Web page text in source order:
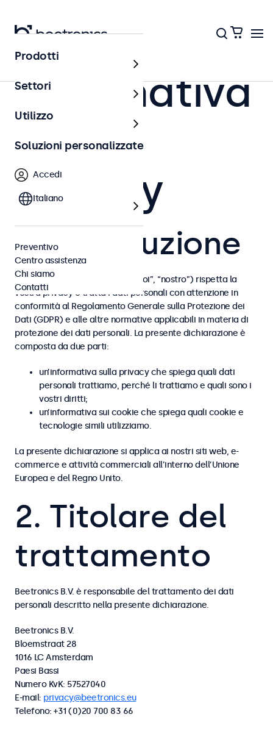
Informativa
sulla
Privacy
1. Introduzione
Beetronics B.V. (“Beetronics”, “noi”, “nostro”) rispetta la
vostra privacy e tratta i dati personali con attenzione in
conformità al Regolamento Generale sulla Protezione dei
Dati (GDPR) e alle altre normative applicabili in materia di
protezione dei dati personali. La presente dichiarazione è
composta da due parti:
un’informativa sulla privacy che spiega quali dati
personali trattiamo, perché li trattiamo e quali sono i
vostri diritti;
un’informativa sui cookie che spiega quali cookie e
tecnologie simili utilizziamo.
La presente dichiarazione si applica ai nostri siti web, e-
commerce e attività commerciali all’interno dell’Unione
Europea e del Regno Unito.
2. Titolare del
trattamento
Beetronics B.V. è responsabile del trattamento dei dati
personali descritto nella presente dichiarazione.
Beetronics B.V.
Bloemstraat 28
1016 LC Amsterdam
Paesi Bassi
Numero KvK: 57527040
E-mail: privacy@beetronics.eu
Telefono: +31 (0)20 700 83 66
Prodotti
Settori
Utilizzo
Soluzioni personalizzate
Accedi
Italiano
Preventivo
Centro assistenza
Chi siamo
Contatti